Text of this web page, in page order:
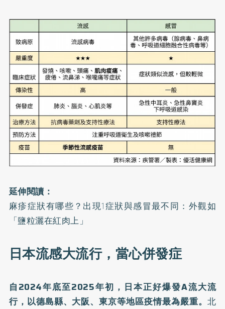
延伸閱讀：
麻疹症狀有哪些？出現1症狀與感冒最不同：外觀如
「鹽粒灑在紅肉上」
日本流感大流行，當心併發症
自2024年底至2025年初，日本正好爆發A流大流
行，以德島縣、大阪、東京等地區疫情最為嚴重。 北